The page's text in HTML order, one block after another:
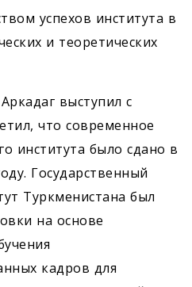
успехов института в
и теоретических
выступил с
что современное
института было сдано в
Государственный
Туркменистана был
на основе
кадров для